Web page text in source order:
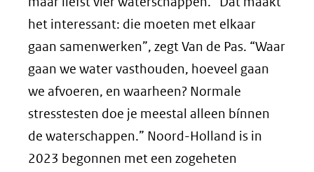
het interessant: die moeten met elkaar
gaan samenwerken”, zegt Van de Pas. “Waar
gaan we water vasthouden, hoeveel gaan
we afvoeren, en waarheen? Normale
stresstesten doe je meestal alleen bínnen
de waterschappen.” Noord-Holland is in
2023 begonnen met een zogeheten